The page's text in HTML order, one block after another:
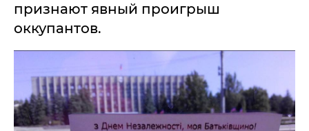
признают явный проигрыш
оккупантов.